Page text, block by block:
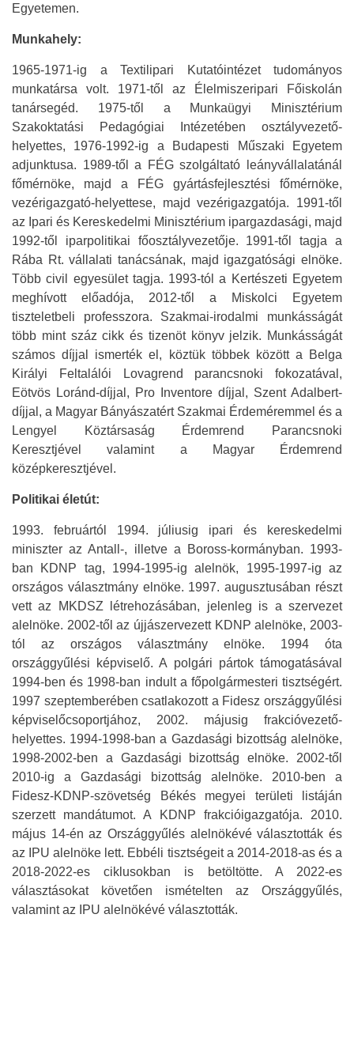
Egyetemen.
Munkahely:
1965-1971-ig a Textilipari Kutatóintézet tudományos
munkatársa volt. 1971-től az Élelmiszeripari Főiskolán
tanársegéd. 1975-től a Munkaügyi Minisztérium
Szakoktatási Pedagógiai Intézetében osztályvezető-
helyettes, 1976-1992-ig a Budapesti Műszaki Egyetem
adjunktusa. 1989-től a FÉG szolgáltató leányvállalatánál
főmérnöke, majd a FÉG gyártásfejlesztési főmérnöke,
vezérigazgató-helyettese, majd vezérigazgatója. 1991-től
az Ipari és Kereskedelmi Minisztérium ipargazdasági, majd
1992-től iparpolitikai főosztályvezetője. 1991-től tagja a
Rába Rt. vállalati tanácsának, majd igazgatósági elnöke.
Több civil egyesület tagja. 1993-tól a Kertészeti Egyetem
meghívott előadója, 2012-től a Miskolci Egyetem
tiszteletbeli professzora. Szakmai-irodalmi munkásságát
több mint száz cikk és tizenöt könyv jelzik. Munkásságát
számos díjjal ismerték el, köztük többek között a Belga
Királyi Feltalálói Lovagrend parancsnoki fokozatával,
Eötvös Loránd-díjjal, Pro Inventore díjjal, Szent Adalbert-
díjjal, a Magyar Bányászatért Szakmai Érdeméremmel és a
Lengyel Köztársaság Érdemrend Parancsnoki
Keresztjével valamint a Magyar Érdemrend
középkeresztjével.
Politikai életút:
1993. februártól 1994. júliusig ipari és kereskedelmi
miniszter az Antall-, illetve a Boross-kormányban. 1993-
ban KDNP tag, 1994-1995-ig alelnök, 1995-1997-ig az
országos választmány elnöke. 1997. augusztusában részt
vett az MKDSZ létrehozásában, jelenleg is a szervezet
alelnöke. 2002-től az újjászervezett KDNP alelnöke, 2003-
tól az országos választmány elnöke. 1994 óta
országgyűlési képviselő. A polgári pártok támogatásával
1994-ben és 1998-ban indult a főpolgármesteri tisztségért.
1997 szeptemberében csatlakozott a Fidesz országgyűlési
képviselőcsoportjához, 2002. májusig frakcióvezető-
helyettes. 1994-1998-ban a Gazdasági bizottság alelnöke,
1998-2002-ben a Gazdasági bizottság elnöke. 2002-től
2010-ig a Gazdasági bizottság alelnöke. 2010-ben a
Fidesz-KDNP-szövetség Békés megyei területi listáján
szerzett mandátumot. A KDNP frakcióigazgatója. 2010.
május 14-én az Országgyűlés alelnökévé választották és
az IPU alelnöke lett. Ebbéli tisztségeit a 2014-2018-as és a
2018-2022-es ciklusokban is betöltötte. A 2022-es
választásokat követően ismételten az Országgyűlés,
valamint az IPU alelnökévé választották.